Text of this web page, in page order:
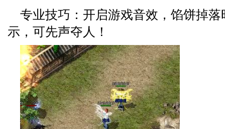
专业技巧：开启游戏音效，馅饼掉
示，可先声夺人！